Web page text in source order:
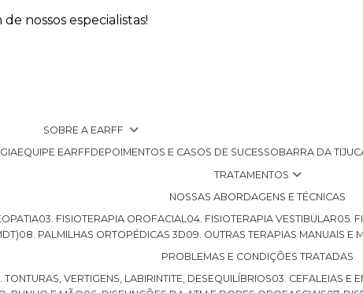
nossos especialistas!
SOBRE A EARFF
EQUIPE EARFF DEPOIMENTOS E CASOS DE SUCESSO
BARRA DA
TRATAMENTOS
NOSSAS ABORDAGENS E TÉCNICAS
03. FISIOTERAPIA OROFACIAL 04. FISIOTERAPIA VESTIBULAR 05.
08. PALMILHAS ORTOPÉDICAS 3D
09. OUTRAS TERAPIAS MANUAIS E
PROBLEMAS E CONDIÇÕES TRATADAS
TONTURAS, VERTIGENS, LABIRINTITE, DESEQUILÍBRIOS 03. CEFALEIAS E